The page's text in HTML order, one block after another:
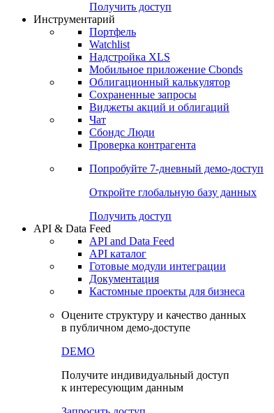
Получить доступ
Инструментарий
Портфель
Watchlist
Надстройка XLS
Мобильное приложение Cbonds
Облигационный калькулятор
Сохраненные запросы
Виджеты акций и облигаций
Чат
Сбондс Люди
Проверка контрагента
Попробуйте 7-дневный демо-доступ
Откройте глобальную базу данных
Получить доступ
API & Data Feed
API and Data Feed
API каталог
Готовые модули интеграции
Документация
Кастомные проекты для бизнеса
Оцените структуру и качество данных
в публичном демо-доступе
DEMO
Получите индивидуальный доступ
к интересующим данным